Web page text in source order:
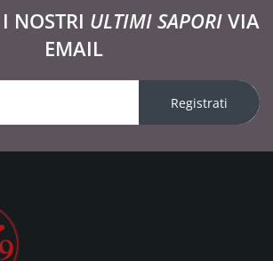
NOSTRI ULTIMI SAPORIVIA
EMAIL
Registrati